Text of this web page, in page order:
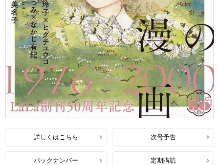
詳しくはこちら 次号予告
バックナンバー 定期購読